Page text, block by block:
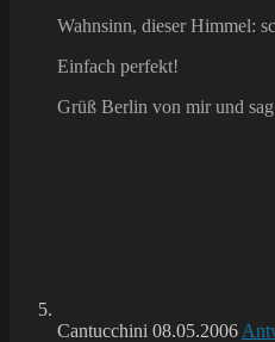
Wahnsinn, dieser Himmel:
Einfach perfekt!
Grüß Berlin von mir und
Cantucchini 08.05.2006